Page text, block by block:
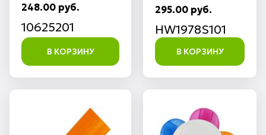
248.00 руб.
10625201
В КОРЗИНУ
295.00 руб.
HW1978S101
В КОРЗИНУ